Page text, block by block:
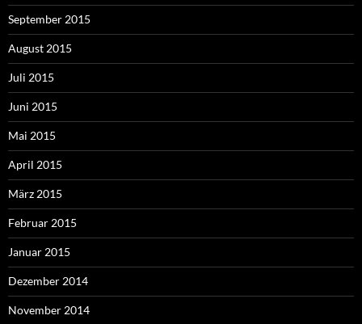
September 2015
August 2015
Juli 2015
Juni 2015
Mai 2015
April 2015
März 2015
Februar 2015
Januar 2015
Dezember 2014
November 2014